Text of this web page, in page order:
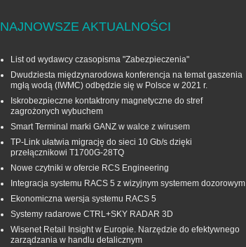
NAJNOWSZE AKTUALNOŚCI
List od wydawcy czasopisma "Zabezpieczenia"
Dwudziesta międzynarodowa konferencja na temat gaszenia
mgłą wodą (IWMC) odbędzie się w Polsce w 2021 r.
Iskrobezpieczne kontaktrony magnetyczne do stref
zagrożonych wybuchem
Smart Terminal marki GANZ w walce z wirusem
TP-Link ułatwia migrację do sieci 10 Gb/s dzięki
przełącznikowi T1700G‑28TQ
Nowe czytniki w ofercie RCS Engineering
Integracja systemu RACS 5 z wizyjnym systemem dozorowym
Ekonomiczna wersja systemu RACS 5
Systemy radarowe CTRL+SKY RADAR 3D
Wisenet Retail Insight w Europie. Narzędzie do efektywnego
zarządzania w handlu detalicznym